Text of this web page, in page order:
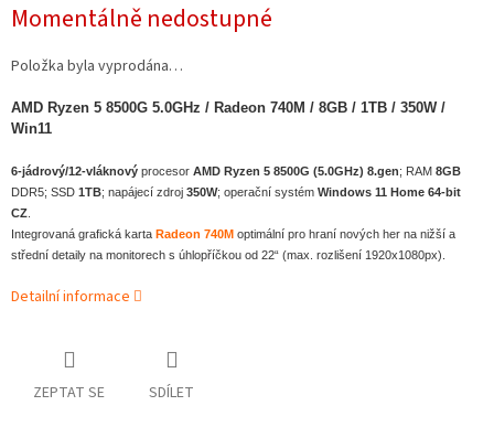
cena:
Momentálně nedostupné
Položka byla vyprodána…
AMD Ryzen 5 8500G 5.0GHz / Radeon 740M / 8GB / 1TB / 350W /
Win11
6-jádrový/12-vláknový procesor AMD Ryzen 5 8500G (5.0GHz) 8.gen; RAM 8GB
DDR5; SSD 1TB; napájecí zdroj 350W; operační systém Windows 11 Home 64-bit
CZ.
Integrovaná grafická karta Radeon 740M optimální pro hraní nových her na nižší a
střední detaily na monitorech s úhlopříčkou od 22“ (max. rozlišení 1920x1080px).
Detailní informace
ZEPTAT SE SDÍLET